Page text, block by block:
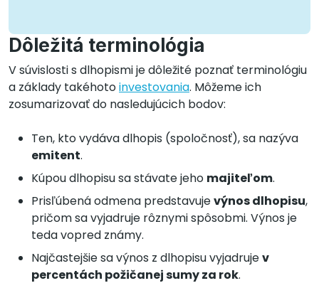
Dôležitá terminológia
V súvislosti s dlhopismi je dôležité poznať terminológiu
a základy takéhotoinvestovania. Môžeme ich
zosumarizovať do nasledujúcich bodov:
Ten, kto vydáva dlhopis (spoločnosť), sa nazýva
emitent.
Kúpou dlhopisu sa stávate jeho majiteľom.
Prisľúbená odmena predstavujevýnos dlhopisu,
pričom sa vyjadruje rôznymi spôsobmi. Výnos je
teda vopred známy.
Najčastejšie sa výnos z dlhopisu vyjadrujev
percentách požičanej sumy za rok.